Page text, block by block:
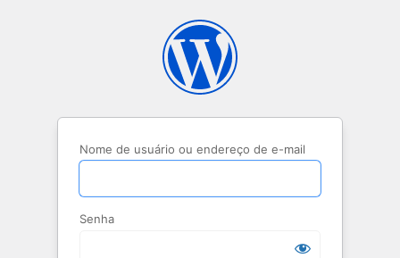
Nome de usuário ou endereço de e-mail
Senha